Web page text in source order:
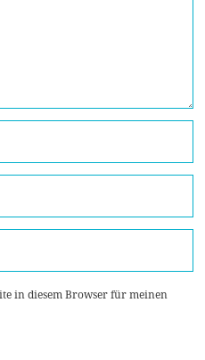
in diesem Browser für meinen